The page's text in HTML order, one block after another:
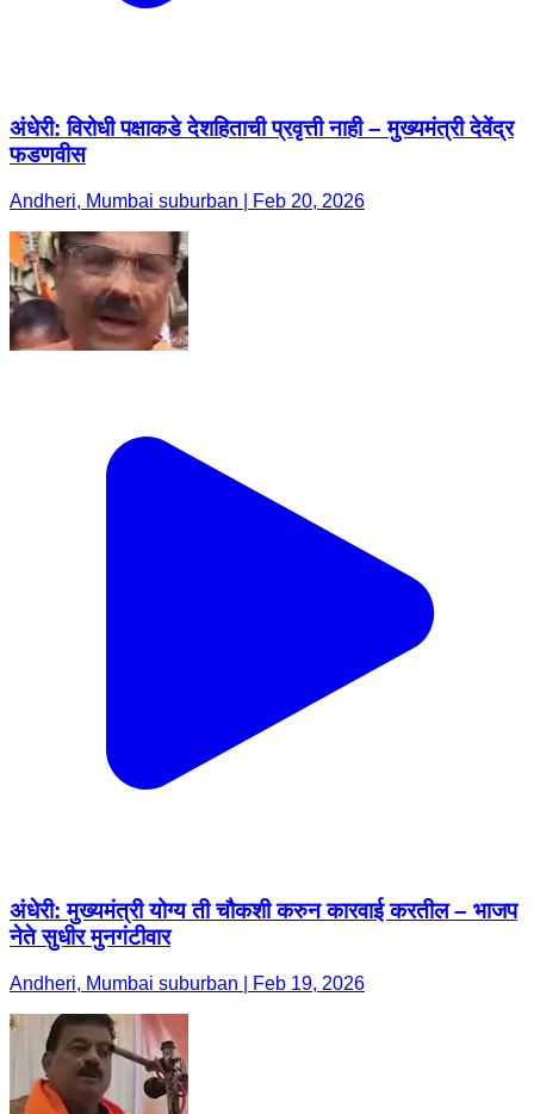
अंधेरी: विरोधी पक्षाकडे देशहिताची प्रवृत्ती नाही – मुख्यमंत्री देवेंद्र
फडणवीस
Andheri, Mumbai suburban | Feb 20, 2026
अंधेरी: मुख्यमंत्री योग्य ती चौकशी करुन कारवाई करतील – भाजप
नेते सुधीर मुनगंटीवार
Andheri, Mumbai suburban | Feb 19, 2026